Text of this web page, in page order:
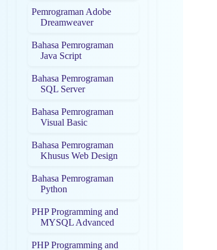
Pemrograman Adobe
Dreamweaver
Bahasa Pemrograman
Java Script
Bahasa Pemrograman
SQL Server
Bahasa Pemrograman
Visual Basic
Bahasa Pemrograman
Khusus Web Design
Bahasa Pemrograman
Python
PHP Programming and
MYSQL Advanced
PHP Programming and